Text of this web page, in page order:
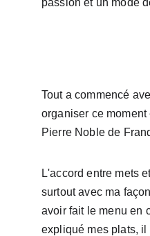
passion et un mode
Tout a commencé
organiser ce
Pierre Noble de
L'accord entre mets
surtout avec ma
avoir fait le menu en
expliqué mes plats, il